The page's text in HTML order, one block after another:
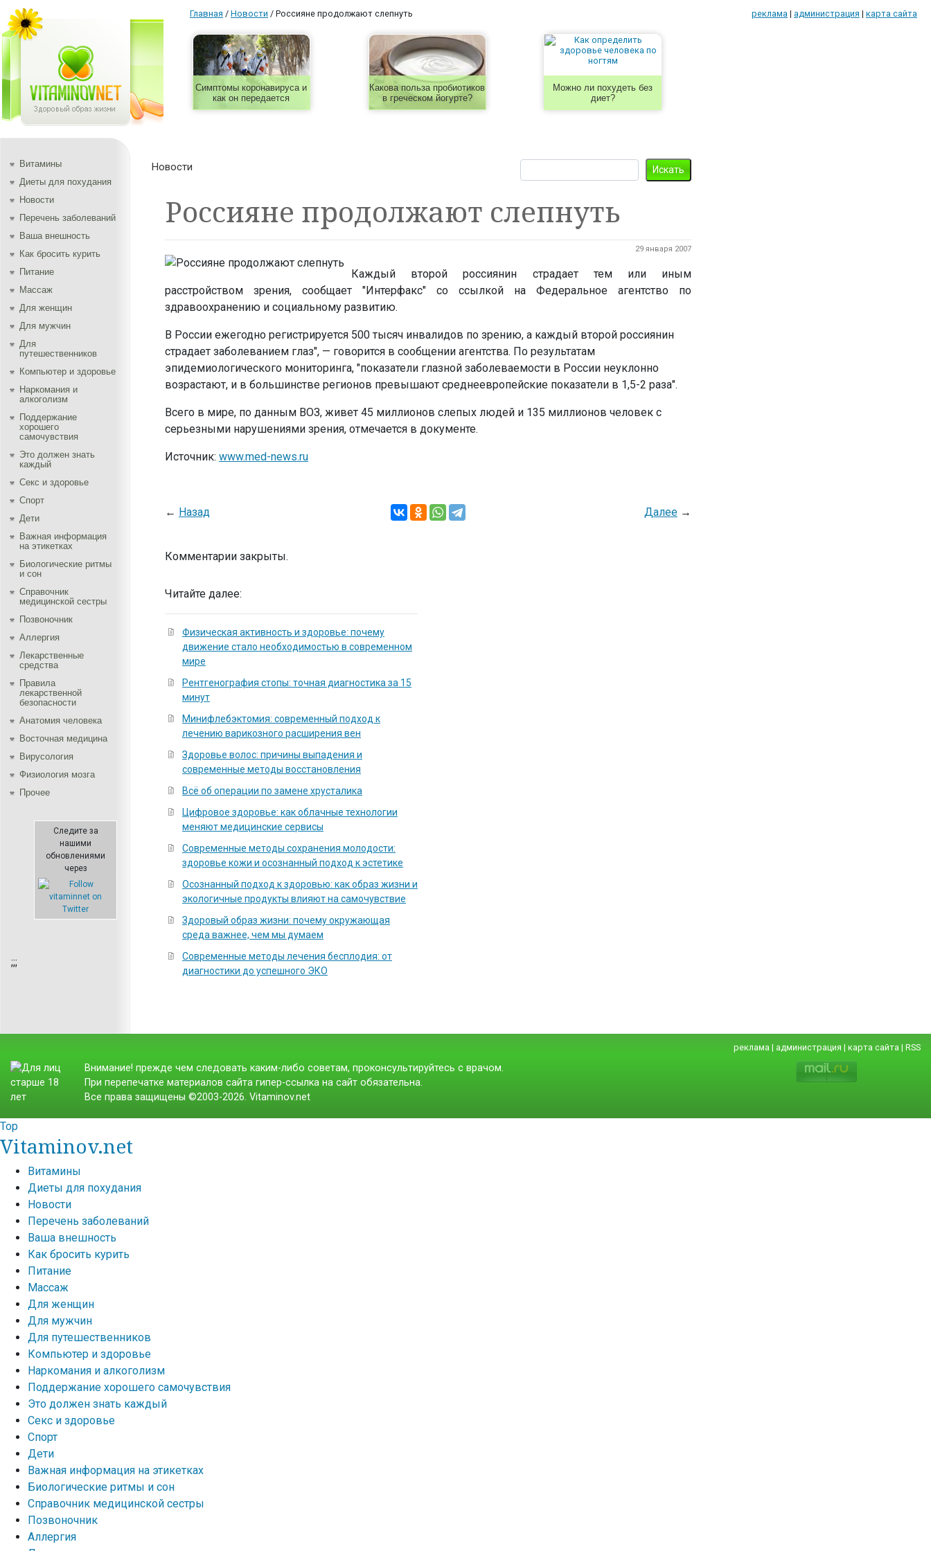
Главная / Новости / Россияне продолжают слепнуть реклама | администрация | карта сайта
Симптомы коронавируса и
как он передается
Какова польза пробиотиков
в греческом йогурте?
Можно ли похудеть без
диет?
Витамины
Диеты для похудания
Новости
Перечень заболеваний
Ваша внешность
Как бросить курить
Питание
Массаж
Для женщин
Для мужчин
Для
путешественников
Компьютер и здоровье
Наркомания и
алкоголизм
Поддержание
хорошего
самочувствия
Это должен знать
каждый
Секс и здоровье
Спорт
Дети
Важная информация
на этикетках
Биологические ритмы
и сон
Справочник
медицинской сестры
Позвоночник
Аллергия
Лекарственные
средства
Правила
лекарственной
безопасности
Aнатомия человека
Восточная медицина
Вирусология
Физиология мозга
Прочее
Следите за
нашими
обновлениями
через
;;;
Новости
Россияне продолжают слепнуть
29 января 2007
Каждый второй россиянин страдает тем или иным
расстройством зрения, сообщает "Интерфакс" со ссылкой на Федеральное агентство по
здравоохранению и социальному развитию.
В России ежегодно регистрируется 500 тысяч инвалидов по зрению, а каждый второй россиянин
страдает заболеванием глаз", — говорится в сообщении агентства. По результатам
эпидемиологического мониторинга, "показатели глазной заболеваемости в России неуклонно
возрастают, и в большинстве регионов превышают среднеевропейские показатели в 1,5-2 раза".
Всего в мире, по данным ВОЗ, живет 45 миллионов слепых людей и 135 миллионов человек с
серьезными нарушениями зрения, отмечается в документе.
Источник: www.med-news.ru
← Назад Далее→
Комментарии закрыты.
Читайте далее:
Физическая активность и здоровье: почему
движение стало необходимостью в современном
мире
Рентгенография стопы: точная диагностика за 15
минут
Минифлебэктомия: современный подход к
лечению варикозного расширения вен
Здоровье волос: причины выпадения и
современные методы восстановления
Всё об операции по замене хрусталика
Цифровое здоровье: как облачные технологии
меняют медицинские сервисы
Современные методы сохранения молодости:
здоровье кожи и осознанный подход к эстетике
Осознанный подход к здоровью: как образ жизни и
экологичные продукты влияют на самочувствие
Здоровый образ жизни: почему окружающая
среда важнее, чем мы думаем
Современные методы лечения бесплодия: от
диагностики до успешного ЭКО
реклама | администрация | карта сайта | RSS
Внимание! прежде чем следовать каким-либо советам, проконсультируйтесь с врачом.
При перепечатке материалов сайта гипер-ссылка на сайт обязательна.
Все права защищены ©2003-2026. Vitaminov.net
Top
Vitaminov.net
Витамины
Диеты для похудания
Новости
Перечень заболеваний
Ваша внешность
Как бросить курить
Питание
Массаж
Для женщин
Для мужчин
Для путешественников
Компьютер и здоровье
Наркомания и алкоголизм
Поддержание хорошего самочувствия
Это должен знать каждый
Секс и здоровье
Спорт
Дети
Важная информация на этикетках
Биологические ритмы и сон
Справочник медицинской сестры
Позвоночник
Аллергия